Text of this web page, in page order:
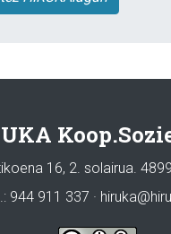
16, 2. solairua.
944 911 337 ·